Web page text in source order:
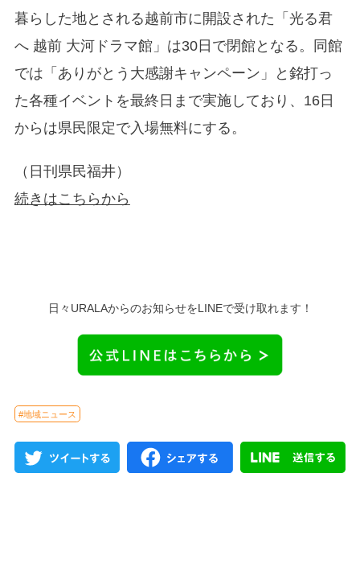
暮らした地とされる越前市に開設された「光る君
へ 越前 大河ドラマ館」は30日で閉館となる。同館
では「ありがとう大感謝キャンペーン」と銘打っ
た各種イベントを最終日まで実施しており、16日
からは県民限定で入場無料にする。
（日刊県民福井）
続きはこちらから
日々URALAからのお知らせをLINEで受け取れます！
#地域ニュース